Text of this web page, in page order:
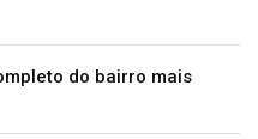
do bairro mais